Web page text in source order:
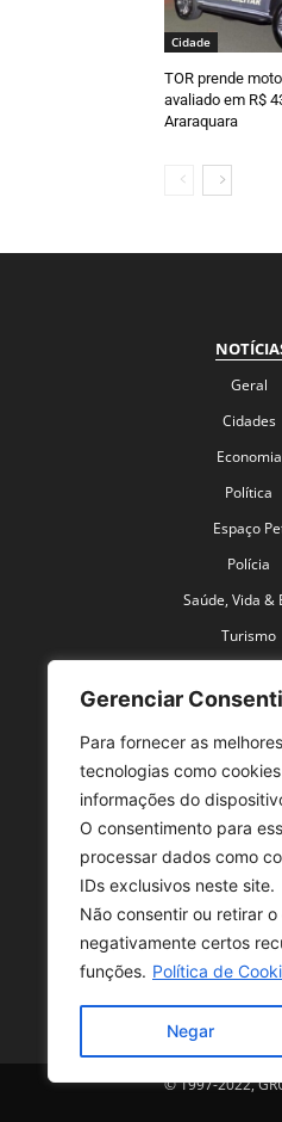
Gerenciar
Para fornecer as
tecnologias como
informações do
O consentimento para
processar dados como
IDs exclusivos neste site.
Não consentir ou retirar
negativamente certos
funções. Política de
Negar
Cidade
TOR prende
avaliado em R$
Araraquara
Geral
Cidades
Economia
Política
Espaço
Polícia
Saúde, Vida &
Turismo
© 1997-2022,